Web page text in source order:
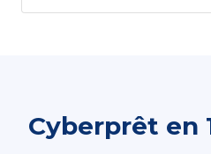
Cyberprêt en